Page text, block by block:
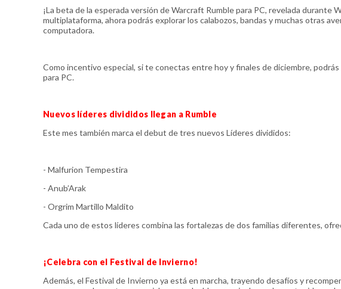
¡La beta de la esperada versión de Warcraft Rumble para PC, revelada durante
multiplataforma, ahora podrás explorar los calabozos, bandas y muchas otras
computadora.
Como incentivo especial, si te conectas entre hoy y finales de diciembre,
para PC.
Nuevos líderes divididos llegan a Rumble
Este mes también marca el debut de tres nuevos Líderes divididos:
- Malfurion Tempestira
- Anub’Arak
- Orgrim Martillo Maldito
Cada uno de estos líderes combina las fortalezas de dos familias diferentes,
¡Celebra con el Festival de Invierno!
Además, el Festival de Invierno ya está en marcha, trayendo desafíos y